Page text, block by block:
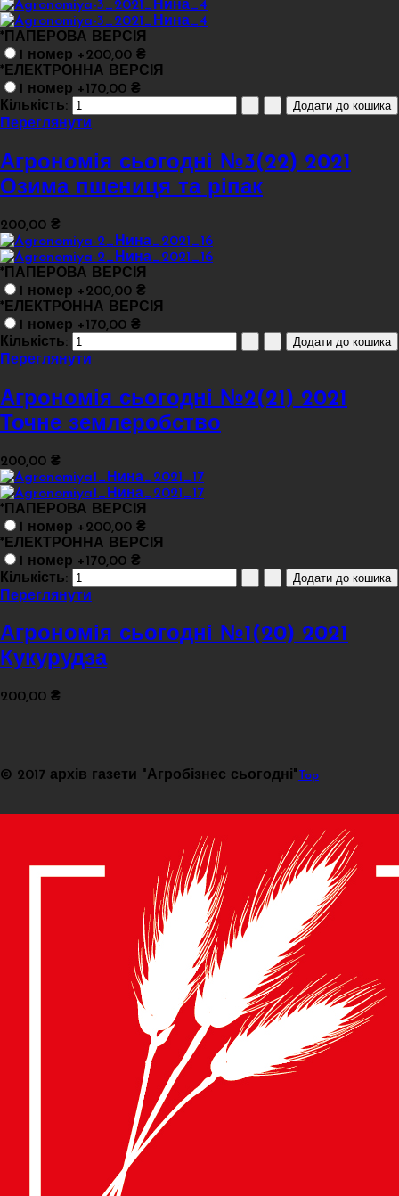
* ПАПЕРОВА ВЕРСІЯ
1 номер +200,00 ₴
* ЕЛЕКТРОННА ВЕРСІЯ
1 номер +170,00 ₴
Кількість:
Переглянути
Агрономія сьогодні №3(22) 2021
Озима пшениця та ріпак
200,00 ₴
* ПАПЕРОВА ВЕРСІЯ
1 номер +200,00 ₴
* ЕЛЕКТРОННА ВЕРСІЯ
1 номер +170,00 ₴
Кількість:
Переглянути
Агрономія сьогодні №2(21) 2021
Точне землеробство
200,00 ₴
* ПАПЕРОВА ВЕРСІЯ
1 номер +200,00 ₴
* ЕЛЕКТРОННА ВЕРСІЯ
1 номер +170,00 ₴
Кількість:
Переглянути
Агрономія сьогодні №1(20) 2021
Кукурудза
200,00 ₴
© 2017 архів газети "Агробізнес сьогодні" Top